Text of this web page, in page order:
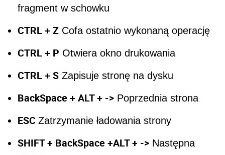
fragment w schowku
CTRL + Z Cofa ostatnio wykonaną operację
CTRL + P Otwiera okno drukowania
CTRL + S Zapisuje stronę na dysku
BackSpace + ALT + -> Poprzednia strona
ESC Zatrzymanie ładowania strony
SHIFT + BackSpace +ALT + -> Następna